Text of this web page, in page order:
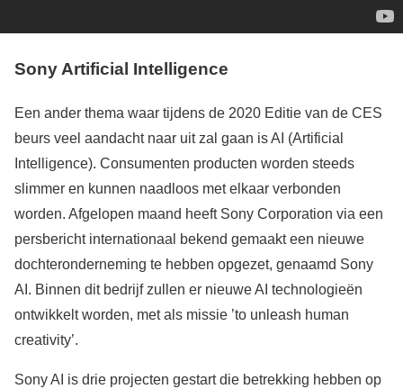
Sony Artificial Intelligence
Een ander thema waar tijdens de 2020 Editie van de CES
beurs veel aandacht naar uit zal gaan is AI (Artificial
Intelligence). Consumenten producten worden steeds
slimmer en kunnen naadloos met elkaar verbonden
worden. Afgelopen maand heeft Sony Corporation via een
persbericht internationaal bekend gemaakt een nieuwe
dochteronderneming te hebben opgezet, genaamd Sony
AI. Binnen dit bedrijf zullen er nieuwe AI technologieën
ontwikkelt worden, met als missie ’to unleash human
creativity’.
Sony AI is drie projecten gestart die betrekking hebben op